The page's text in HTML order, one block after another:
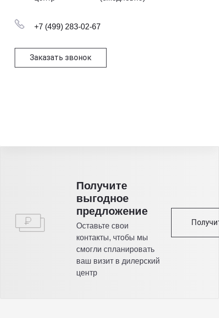
+7 (499) 283-02-67
Заказать звонок
Получитe
выгодное
предложение
Оставьте свои
контакты, чтобы мы
смогли спланировать
ваш визит в дилерский
центр